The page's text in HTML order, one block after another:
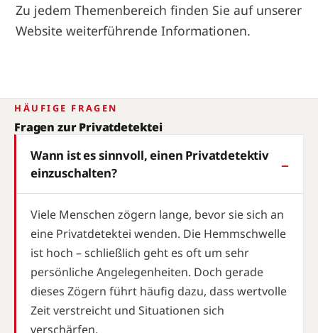
Zu jedem Themenbereich finden Sie auf unserer
Website weiterführende Informationen.
HÄUFIGE FRAGEN
Fragen zur Privatdetektei
Wann ist es sinnvoll, einen Privatdetektiv
einzuschalten?
Viele Menschen zögern lange, bevor sie sich an
eine Privatdetektei wenden. Die Hemmschwelle
ist hoch – schließlich geht es oft um sehr
persönliche Angelegenheiten. Doch gerade
dieses Zögern führt häufig dazu, dass wertvolle
Zeit verstreicht und Situationen sich
verschärfen.